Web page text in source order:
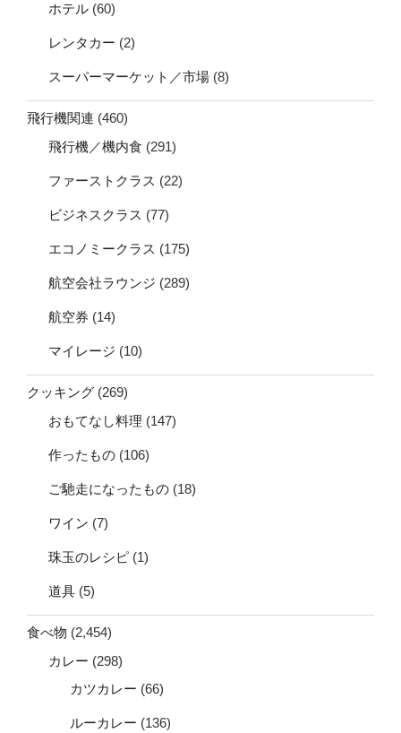
ホテル (60)
レンタカー (2)
スーパーマーケット／市場 (8)
飛行機関連 (460)
飛行機／機内食 (291)
ファーストクラス (22)
ビジネスクラス (77)
エコノミークラス (175)
航空会社ラウンジ (289)
航空券 (14)
マイレージ (10)
クッキング (269)
おもてなし料理 (147)
作ったもの (106)
ご馳走になったもの (18)
ワイン (7)
珠玉のレシピ (1)
道具 (5)
食べ物 (2,454)
カレー (298)
カツカレー (66)
ルーカレー (136)